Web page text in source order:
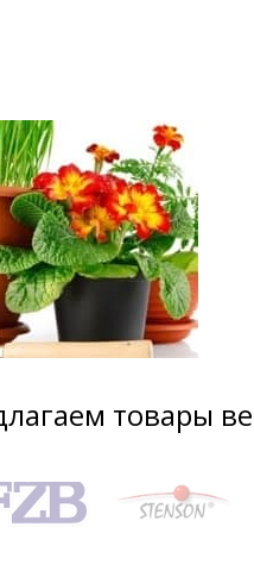
товары